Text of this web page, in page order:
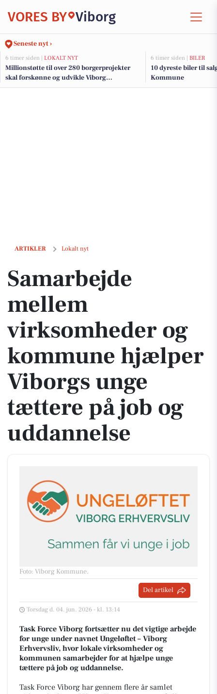
VORES BY Viborg
Seneste nyt ›
6 timer siden | LOKALT NYT
Millionstøtte til over 280 borgerprojekter
skal forskønne og udvikle Viborg
Kommunes mindre byer
6 timer siden | BILER
10 dyreste biler til
Kommune
ARTIKLER Lokalt nyt
Samarbejde mellem virksomheder og kommune hjælper Viborgs
Samarbejde
mellem
virksomheder og
kommune hjælper
Viborgs unge
tættere på job og
uddannelse
Foto: Viborg Kommune.
Del artikel
Torsdag d. 04. jun. 2026 - kl. 13:14
Task Force Viborg fortsætter nu det vigtige arbejde
for unge under navnet Ungeløftet – Viborg
Erhvervsliv, hvor lokale virksomheder og
kommunen samarbejder for at hjælpe unge
tættere på job og uddannelse.
Task Force Viborg har gennem flere år samlet